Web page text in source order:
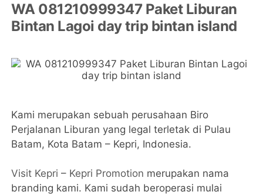
WA 081210999347 Paket Liburan
Bintan Lagoi day trip bintan island
Kami merupakan sebuah perusahaan Biro
Perjalanan Liburan yang legal terletak di Pulau
Batam, Kota Batam – Kepri, Indonesia.
Visit Kepri – Kepri Promotion merupakan nama
branding kami. Kami sudah beroperasi mulai